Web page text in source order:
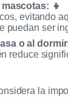
👧
evitando
puedan ser
o al
reduce
la